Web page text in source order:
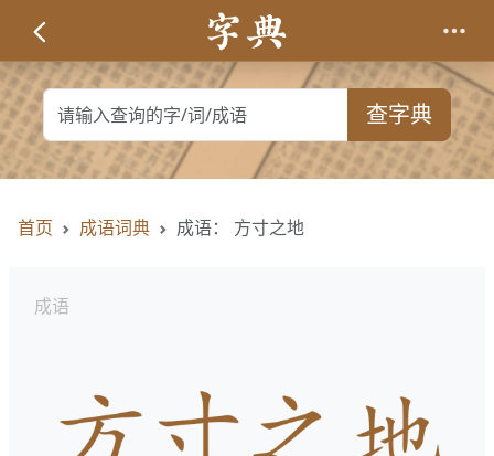
查字典
首页 成语词典 成语： 方寸之地
成语